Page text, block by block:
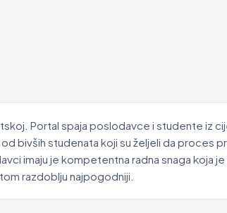
Portal spaja poslodavce i studente iz
bivših studenata koji su željeli da proces
imaju je kompetentna radna snaga koja
razdoblju najpogodniji.